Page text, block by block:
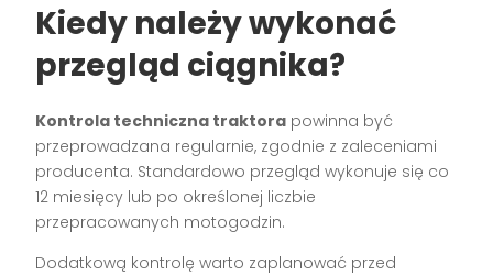
Kiedy należy wykonać
przegląd ciągnika?
Kontrola techniczna traktora powinna być
przeprowadzana regularnie, zgodnie z zaleceniami
producenta. Standardowo przegląd wykonuje się co
12 miesięcy lub po określonej liczbie
przepracowanych motogodzin.
Dodatkową kontrolę warto zaplanować przed